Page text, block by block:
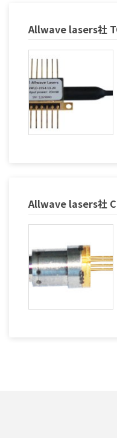
Allwave lasers社
Allwave lasers社